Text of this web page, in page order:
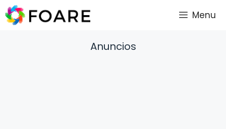
Saltar
al
Menu
Anuncios